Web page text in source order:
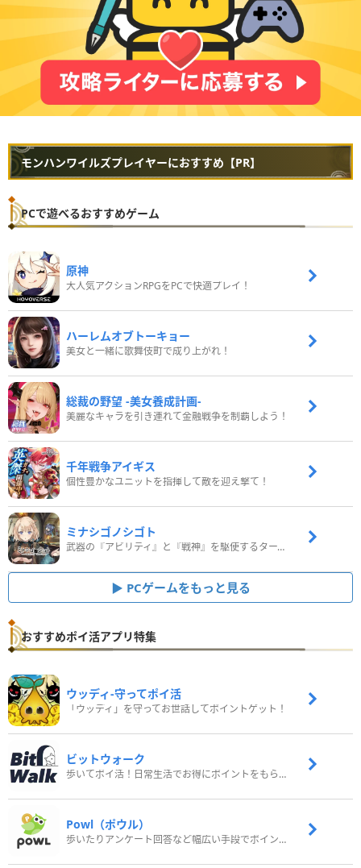
モンハンワイルズプレイヤーにおすすめ【PR】
PCで遊べるおすすめゲーム
原神
大人気アクションRPGをPCで快適プレイ！
ハーレムオブトーキョー
美女と一緒に歌舞伎町で成り上がれ！
総裁の野望 -美女養成計画-
美麗なキャラを引き連れて金融戦争を制覇しよう！
千年戦争アイギス
個性豊かなユニットを指揮して敵を迎え撃て！
ミナシゴノシゴト
武器の『アビリティ』と『戦神』を駆使するターン制コマンドバトルRPG！
PCゲームをもっと見る
おすすめポイ活アプリ特集
ウッディ‐守ってポイ活
「ウッディ」を守ってお世話してポイントゲット！
ビットウォーク
歩いてポイ活！日常生活でお得にポイントをもらおう
Powl（ポウル）
歩いたりアンケート回答など幅広い手段でポイントをゲット